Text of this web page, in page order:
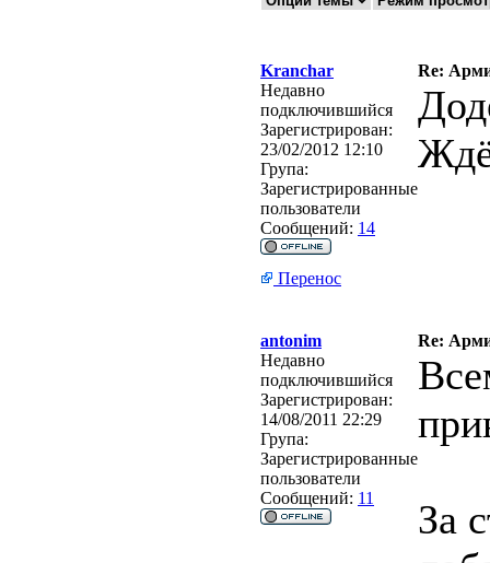
Kranchar
Re:
Недавно
подключившийся
Зарегистрирован:
23/02/2012 12:10
Група:
Зарегистрированные
пользователи
Сообщений: 14
Перенос
antonim
Re:
Недавно
подключившийся
Зарегистрирован:
14/08/2011 22:29
Група:
Зарегистрированные
пользователи
Сообщений: 11
За